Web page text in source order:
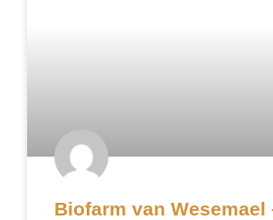
Biofarm van Wesemael